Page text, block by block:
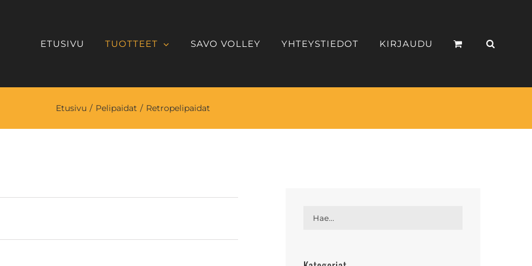
ETUSIVU TUOTTEET SAVO VOLLEY YHTEYSTIEDOT KIRJAUDU
Etusivu / Pelipaidat / Retropelipaidat